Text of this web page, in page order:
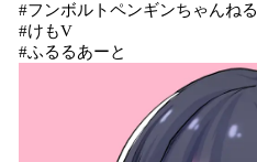
#フンボルトペンギンちゃんねる
#けもV
#ふるるあーと